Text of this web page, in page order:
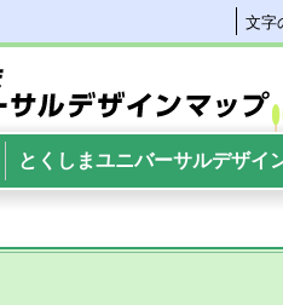
文字
とくしまユニバーサルデザイ